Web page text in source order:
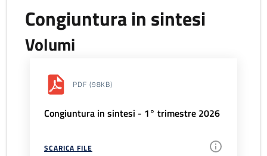
Congiuntura in sintesi
Volumi
PDF (98KB)
Congiuntura in sintesi - 1° trimestre 2026
SCARICA FILE